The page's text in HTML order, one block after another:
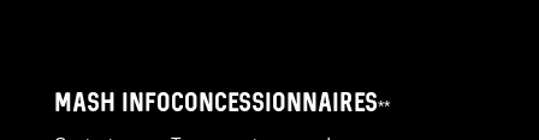
MASH INFOCONCESSIONNAIRES**